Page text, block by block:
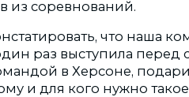
из соревнований.
что наша
раз выступила
в Херсоне,
и для кого нужно такое